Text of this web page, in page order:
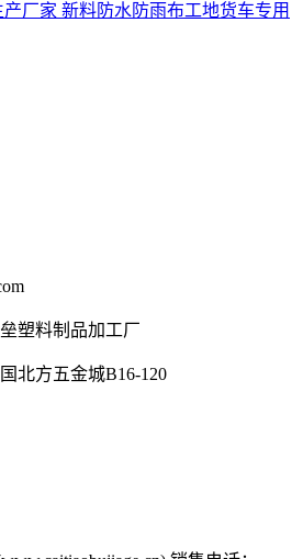
厂家 新料防水防雨布工地货车专用
塑料制品加工厂
北方五金城B16-120